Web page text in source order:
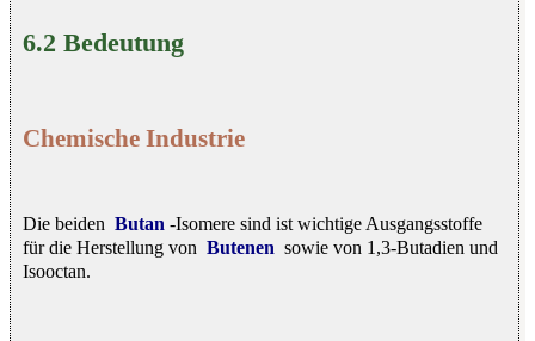
6.2 Bedeutung
Chemische Industrie
Die beiden Butan -Isomere sind ist wichtige Ausgangsstoffe
für die Herstellung von Butenen sowie von 1,3-Butadien und
Isooctan.